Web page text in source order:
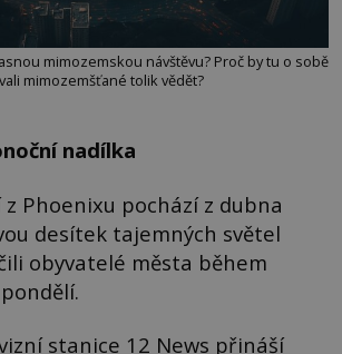
mimozemskou návštěvu? Proč by tu o sobě
mimozemšťané tolik vědět?
nadílka
z Phoenixu pochází z dubna
desítek tajemných světel
obyvatelé města během
stanice 12 News přináší